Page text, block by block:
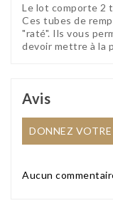
Le lot comporte 2
Ces tubes de
"raté". Ils vous
devoir mettre à la
Avis
DONNEZ
Aucun